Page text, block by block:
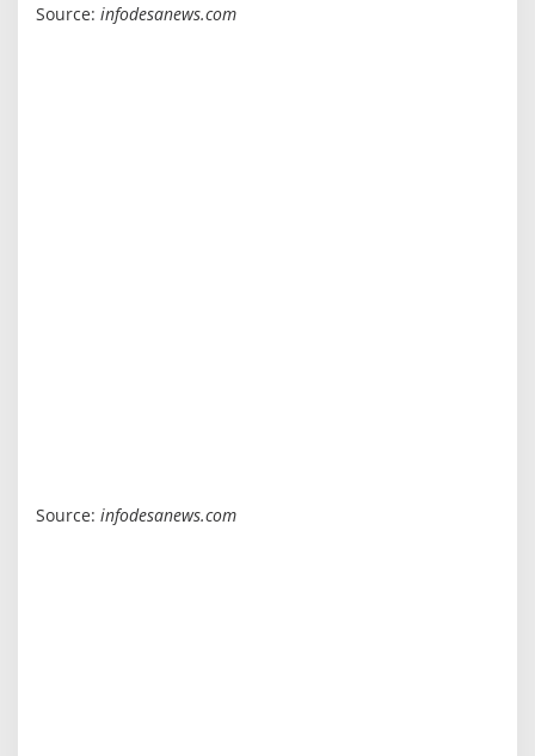
Source: infodesanews.com
Source: infodesanews.com